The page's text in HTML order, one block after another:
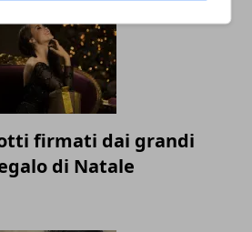
firmati dai grandi
di Natale